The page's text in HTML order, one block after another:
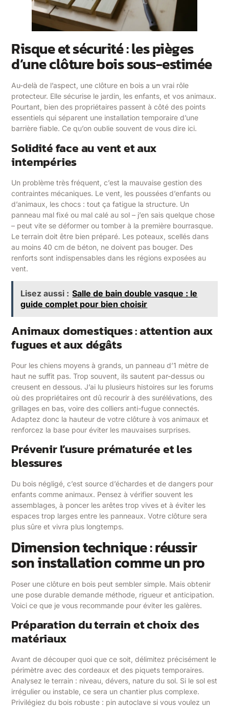
Risque et sécurité : les pièges
d’une clôture bois sous-estimée
Au-delà de l’aspect, une clôture en bois a un vrai rôle
protecteur. Elle sécurise le jardin, les enfants, et vos animaux.
Pourtant, bien des propriétaires passent à côté des points
essentiels qui séparent une installation temporaire d’une
barrière fiable. Ce qu’on oublie souvent de vous dire ici.
Solidité face au vent et aux
intempéries
Un problème très fréquent, c’est la mauvaise gestion des
contraintes mécaniques. Le vent, les poussées d’enfants ou
d’animaux, les chocs : tout ça fatigue la structure. Un
panneau mal fixé ou mal calé au sol – j’en sais quelque chose
– peut vite se déformer ou tomber à la première bourrasque.
Le terrain doit être bien préparé. Les poteaux, scellés dans
au moins 40 cm de béton, ne doivent pas bouger. Des
renforts sont indispensables dans les régions exposées au
vent.
Lisez aussi : Salle de bain double vasque : le
guide complet pour bien choisir
Animaux domestiques : attention aux
fugues et aux dégâts
Pour les chiens moyens à grands, un panneau d’1 mètre de
haut ne suffit pas. Trop souvent, ils sautent par-dessus ou
creusent en dessous. J’ai lu plusieurs histoires sur les forums
où des propriétaires ont dû recourir à des surélévations, des
grillages en bas, voire des colliers anti-fugue connectés.
Adaptez donc la hauteur de votre clôture à vos animaux et
renforcez la base pour éviter les mauvaises surprises.
Prévenir l’usure prématurée et les
blessures
Du bois négligé, c’est source d’échardes et de dangers pour
enfants comme animaux. Pensez à vérifier souvent les
assemblages, à poncer les arêtes trop vives et à éviter les
espaces trop larges entre les panneaux. Votre clôture sera
plus sûre et vivra plus longtemps.
Dimension technique : réussir
son installation comme un pro
Poser une clôture en bois peut sembler simple. Mais obtenir
une pose durable demande méthode, rigueur et anticipation.
Voici ce que je vous recommande pour éviter les galères.
Préparation du terrain et choix des
matériaux
Avant de découper quoi que ce soit, délimitez précisément le
périmètre avec des cordeaux et des piquets temporaires.
Analysez le terrain : niveau, dévers, nature du sol. Si le sol est
irrégulier ou instable, ce sera un chantier plus complexe.
Privilégiez du bois robuste : pin autoclave si vous voulez un